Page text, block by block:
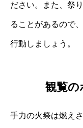
ださい。また、祭
ることがあるので
行動しましょう。
観覧の
手力の火祭は燃え